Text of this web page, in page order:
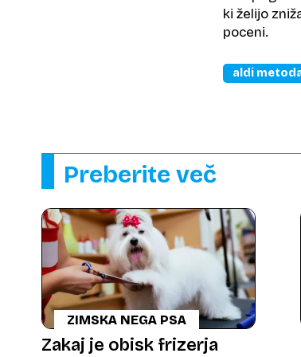
ki želijo
poceni.
aldi
Preberite več
ZIMSKA NEGA PSA
Zakaj je obisk frizerja